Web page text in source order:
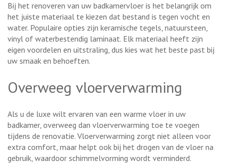
Bij het renoveren van uw badkamervloer is het belangrijk om
het juiste materiaal te kiezen dat bestand is tegen vocht en
water. Populaire opties zijn keramische tegels, natuursteen,
vinyl of waterbestendig laminaat. Elk materiaal heeft zijn
eigen voordelen en uitstraling, dus kies wat het beste past bij
uw smaak en behoeften.
Overweeg vloerverwarming
Als u de luxe wilt ervaren van een warme vloer in uw
badkamer, overweeg dan vloerverwarming toe te voegen
tijdens de renovatie. Vloerverwarming zorgt niet alleen voor
extra comfort, maar helpt ook bij het drogen van de vloer na
gebruik, waardoor schimmelvorming wordt verminderd.